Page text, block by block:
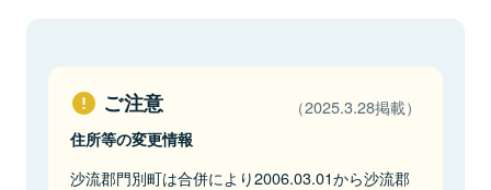
ご注意 （2025.3.28掲載）
住所等の変更情報
沙流郡門別町は合併により2006.03.01から沙流郡